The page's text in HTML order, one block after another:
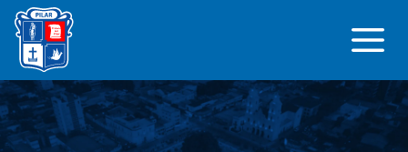
Saltar
contenido